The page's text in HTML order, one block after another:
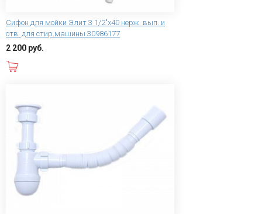
Сифон для мойки Элит 3 1/2"х40 нерж. вып. и
отв. для стир.машины 30986177
2 200 руб.